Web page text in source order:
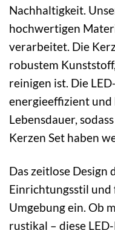
Nachhaltigkeit.
hochwertigen
verarbeitet. Die
robustem
reinigen ist. Die
energieeffizient und
Lebensdauer,
Kerzen Set haben
Das zeitlose Design
Einrichtungsstil und
Umgebung ein. Ob
rustikal – diese